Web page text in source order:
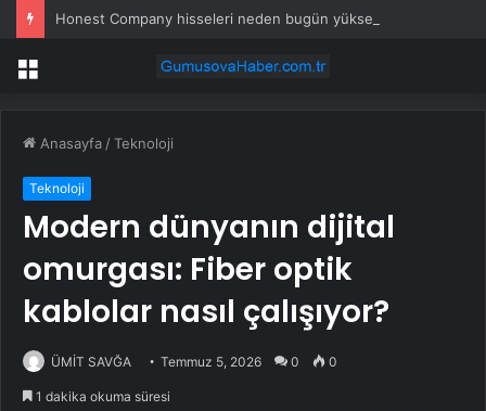
Honest Company hisseleri neden bugün yükselişte?
Menü
Anasayfa /Teknoloji
Teknoloji
Modern dünyanın dijital
omurgası: Fiber optik
kablolar nasıl çalışıyor?
ÜMİT SAVĞA Temmuz 5, 2026 0 0
1 dakika okuma süresi